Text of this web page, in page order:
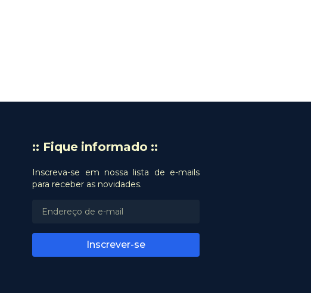
:: Fique informado ::
Inscreva-se em nossa lista de e-mails
para receber as novidades.